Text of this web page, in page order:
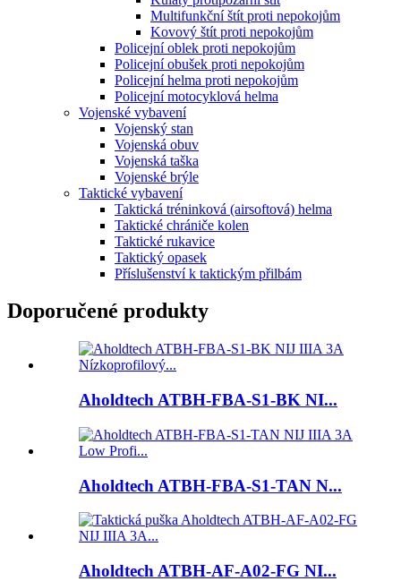
Multifunkční štít proti nepokojům
Kovový štít proti nepokojům
Policejní oblek proti nepokojům
Policejní obušek proti nepokojům
Policejní helma proti nepokojům
Policejní motocyklová helma
Vojenské vybavení
Vojenský stan
Vojenská obuv
Vojenská taška
Vojenské brýle
Taktické vybavení
Taktická tréninková (airsoftová) helma
Taktické chrániče kolen
Taktické rukavice
Taktický opasek
Příslušenství k taktickým přilbám
Doporučené produkty
Aholdtech ATBH-FBA-S1-BK NI...
Aholdtech ATBH-FBA-S1-TAN N...
Aholdtech ATBH-AF-A02-FG NI...